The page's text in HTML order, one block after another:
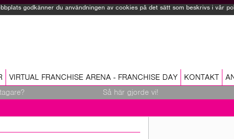
godkänner du användningen av cookies på det sätt som beskrivs i vår
VIRTUAL FRANCHISE ARENA - FRANCHISE DAY KONTAKT
Så här gjorde vi!